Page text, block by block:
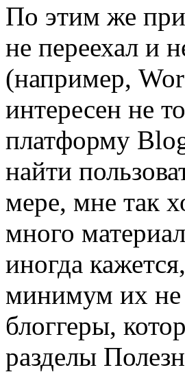
По этим же
не переехал и
(например,
интересен не
платформу
найти
мере, мне так
много
иногда
минимум их не
блоггеры,
разделы